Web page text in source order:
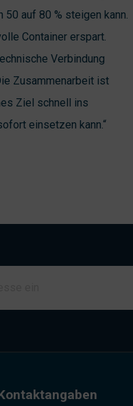
auf 80 % steigen kann.
Container erspart.
Verbindung
Zusammenarbeit ist
Ziel schnell ins
einsetzen kann.“